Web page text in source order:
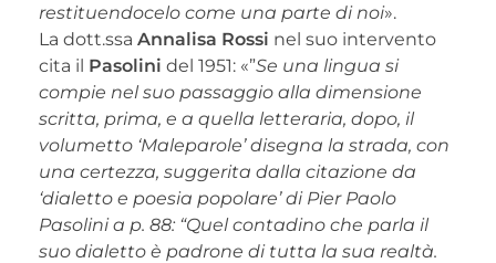
restituendocelo come una parte di noi».
La dott.ssa Annalisa Rossi nel suo intervento
cita il Pasolini del 1951: «”Se una lingua si
compie nel suo passaggio alla dimensione
scritta, prima, e a quella letteraria, dopo, il
volumetto ‘Maleparole’ disegna la strada, con
una certezza, suggerita dalla citazione da
‘dialetto e poesia popolare’ di Pier Paolo
Pasolini a p. 88: “Quel contadino che parla il
suo dialetto è padrone di tutta la sua realtà.